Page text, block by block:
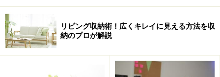
「念のため」の書類や資料は、1年以内に使う目途のあ
るものだけに。それでも捨てきれないものには、「保留
用」の箱を1つだけ用意します。ただし大きな箱ではな
く、ファイルボックスほどの大きさにとどめて、そこが
満杯になったら古いものから、どんどん捨てていきまし
リビング収納術！広くキレイに見える方法を収
納のプロが解説